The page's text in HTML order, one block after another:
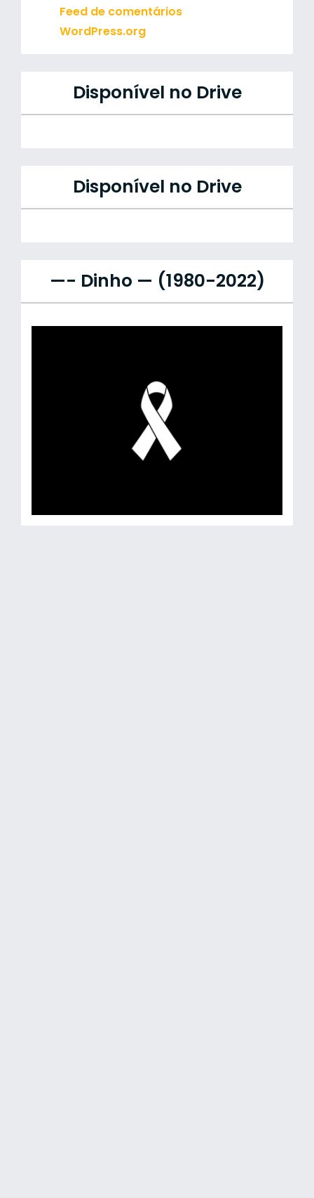
Feed de comentários
WordPress.org
Disponível no Drive
Disponível no Drive
—- Dinho — (1980-2022)